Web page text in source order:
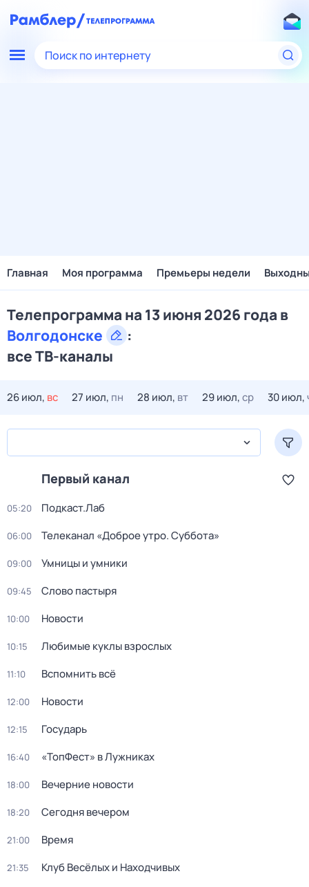
Поиск по интернету
Главная Моя программа Премьеры недели
Телепрограмма на 13 июня 2026 года в
Волгодонске
:
все ТВ-каналы
26 июл, вс 27 июл, пн 28 июл, вт 29 июл,ср 30 июл,
Первый канал
05:20 Подкаст.Лаб
06:00 Телеканал «Доброе утро. Суббота»
09:00 Умницы и умники
09:45 Слово пастыря
10:00 Новости
10:15 Любимые куклы взрослых
11:10 Вспомнить всё
12:00 Новости
12:15 Государь
16:40 «ТопФест» в Лужниках
18:00 Вечерние новости
18:20 Сегодня вечером
21:00 Время
21:35 Клуб Весёлых и Находчивых